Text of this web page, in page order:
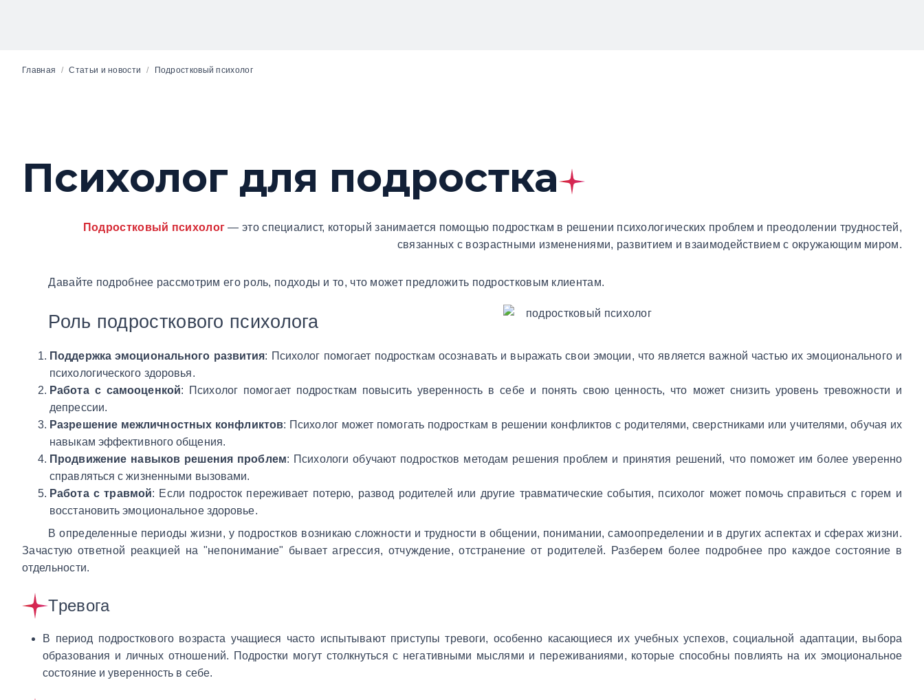
Главная / Статьи и новости / Подростковый психолог
Психолог для подростка
Подростковый психолог — это специалист, который занимается помощью подросткам в решении психологических проблем и преодолении трудностей,
связанных с возрастными изменениями, развитием и взаимодействием с окружающим миром.
Давайте подробнее рассмотрим его роль, подходы и то, что может предложить подростковым клиентам.
Роль подросткового психолога
Поддержка эмоционального развития: Психолог помогает подросткам осознавать и выражать свои эмоции, что является важной частью их эмоционального и
психологического здоровья.
Работа с самооценкой: Психолог помогает подросткам повысить уверенность в себе и понять свою ценность, что может снизить уровень тревожности и
депрессии.
Разрешение межличностных конфликтов: Психолог может помогать подросткам в решении конфликтов с родителями, сверстниками или учителями, обучая их
навыкам эффективного общения.
Продвижение навыков решения проблем: Психологи обучают подростков методам решения проблем и принятия решений, что поможет им более уверенно
справляться с жизненными вызовами.
Работа с травмой: Если подросток переживает потерю, развод родителей или другие травматические события, психолог может помочь справиться с горем и
восстановить эмоциональное здоровье.
В определенные периоды жизни, у подростков возникаю сложности и трудности в общении, понимании, самоопределении и в других аспектах и сферах жизни.
Зачастую ответной реакцией на "непонимание" бывает агрессия, отчуждение, отстранение от родителей. Разберем более подробнее про каждое состояние в
отдельности.
Тревога
В период подросткового возраста учащиеся часто испытывают приступы тревоги, особенно касающиеся их учебных успехов, социальной адаптации, выбора
образования и личных отношений. Подростки могут столкнуться с негативными мыслями и переживаниями, которые способны повлиять на их эмоциональное
состояние и уверенность в себе.